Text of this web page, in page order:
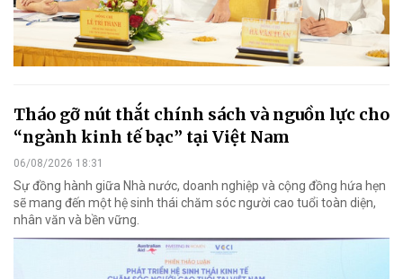
Tháo gỡ nút thắt chính sách và nguồn lực cho
“ngành kinh tế bạc” tại Việt Nam
06/08/2026 18:31
Sự đồng hành giữa Nhà nước, doanh nghiệp và cộng đồng hứa hẹn
sẽ mang đến một hệ sinh thái chăm sóc người cao tuổi toàn diện,
nhân văn và bền vững.